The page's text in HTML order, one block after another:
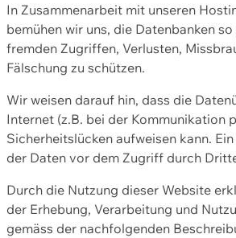
In Zusammenarbeit mit unseren
bemühen wir uns, die Datenbanken
fremden Zugriffen, Verlusten,
Fälschung zu schützen.
Wir weisen darauf hin, dass die
Internet (z.B. bei der Kommunikation
Sicherheitslücken aufweisen kann.
der Daten vor dem Zugriff durch
Durch die Nutzung dieser Website
der Erhebung, Verarbeitung und
gemäss der nachfolgenden